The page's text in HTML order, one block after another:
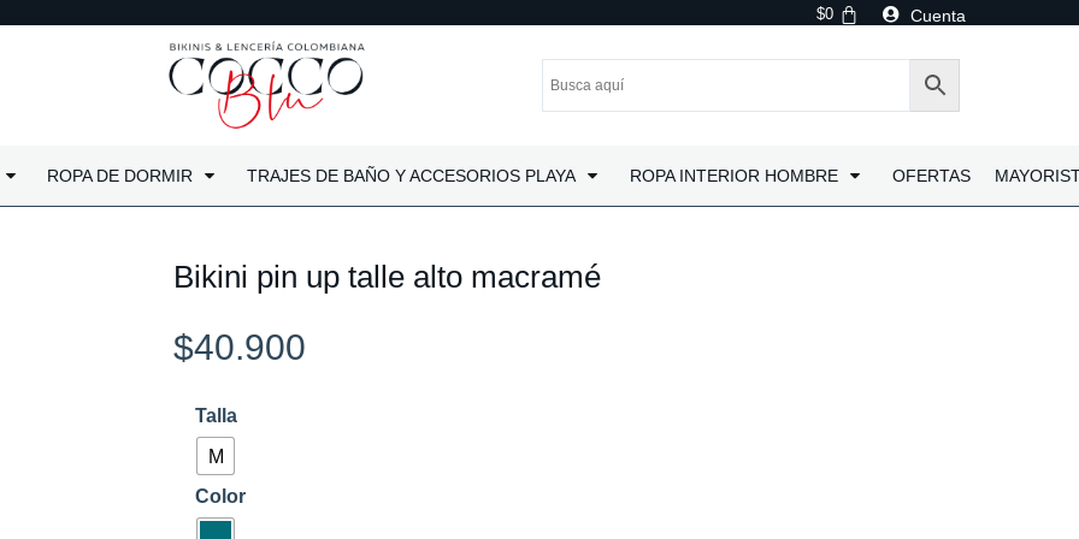
$0 Cuenta
ROPA DE DORMIR TRAJES DE BAÑO Y ACCESORIOS PLAYA ROPA INTERIOR HOMBRE OFERTAS
Bikini pin up talle alto macramé
$40.900
Talla
M
Color
Bikini
talle